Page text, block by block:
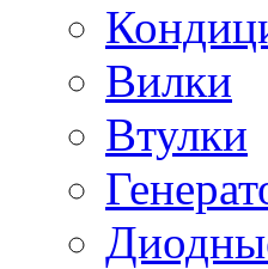
Вилки
Втулки